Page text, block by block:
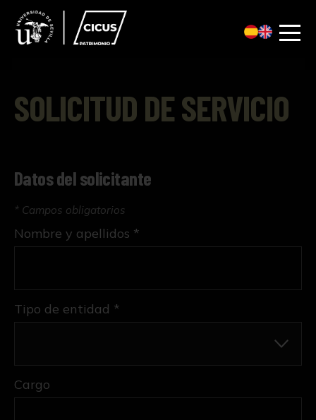
SOLICITUD DE SERVICIO
Datos del solicitante
* Campos obligatorios
Tipo de entidad *
Nombre y apellidos *
Cargo